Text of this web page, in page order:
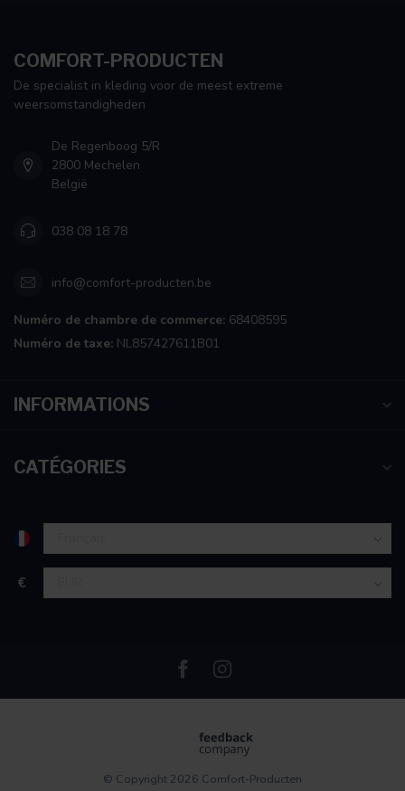
COMFORT-PRODUCTEN
De specialist in kleding voor de meest extreme
weersomstandigheden
De Regenboog 5/R
2800 Mechelen
België
038 08 18 78
info@comfort-producten.be
Numéro de chambre de commerce: 68408595
Numéro de taxe: NL857427611B01
INFORMATIONS
CATÉGORIES
€
© Copyright 2026 Comfort-Producten